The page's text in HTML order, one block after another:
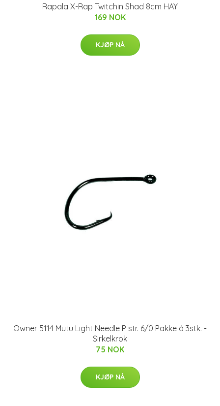
Rapala X-Rap Twitchin Shad 8cm HAY
169 NOK
KJØP NÅ
Owner 5114 Mutu Light Needle P str. 6/0 Pakke á 3stk. -
Sirkelkrok
75 NOK
KJØP NÅ